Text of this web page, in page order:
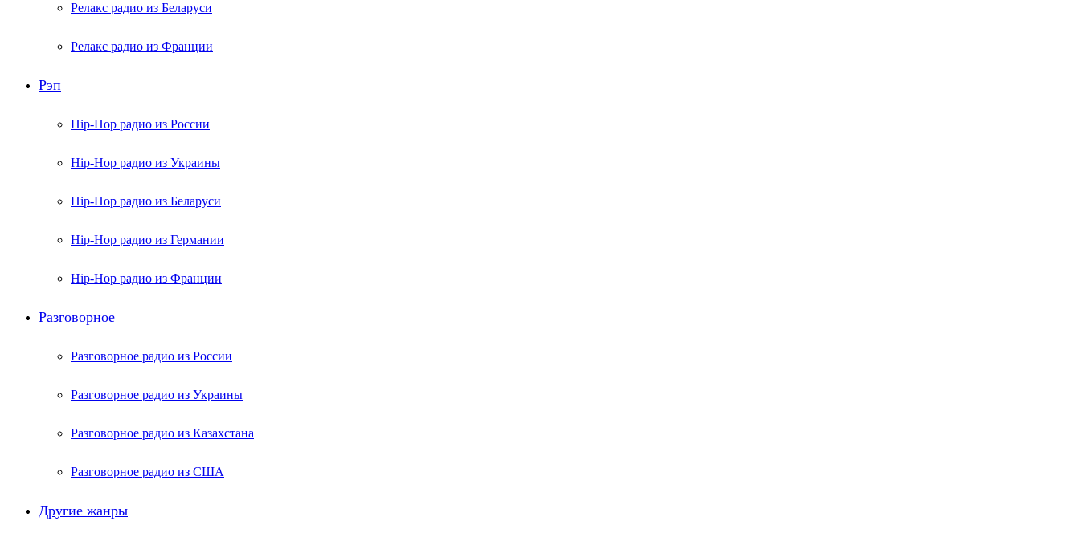
Релакс радио из Беларуси
Релакс радио из Франции
Рэп
Hip-Hop радио из России
Hip-Hop радио из Украины
Hip-Hop радио из Беларуси
Hip-Hop радио из Германии
Hip-Hop радио из Франции
Разговорное
Разговорное радио из России
Разговорное радио из Украины
Разговорное радио из Казахстана
Разговорное радио из США
Другие жанры